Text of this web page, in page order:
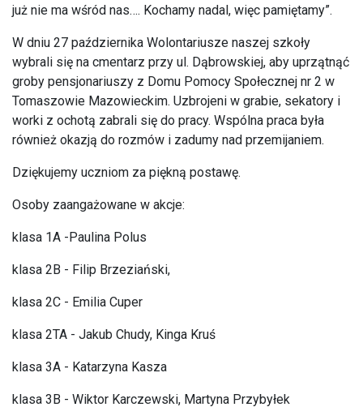
już nie ma wśród nas…. Kochamy nadal, więc pamiętamy”.
W dniu 27 października Wolontariusze naszej szkoły
wybrali się na cmentarz przy ul. Dąbrowskiej, aby uprzątnąć
groby pensjonariuszy z Domu Pomocy Społecznej nr 2 w
Tomaszowie Mazowieckim. Uzbrojeni w grabie, sekatory i
worki z ochotą zabrali się do pracy. Wspólna praca była
również okazją do rozmów i zadumy nad przemijaniem.
Dziękujemy uczniom za piękną postawę.
Osoby zaangażowane w akcje:
klasa 1A -Paulina Polus
klasa 2B - Filip Brzeziański,
klasa 2C - Emilia Cuper
klasa 2TA - Jakub Chudy, Kinga Kruś
klasa 3A - Katarzyna Kasza
klasa 3B - Wiktor Karczewski, Martyna Przybyłek